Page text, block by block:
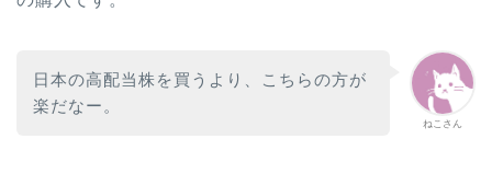
ねこさん
日本の高配当株を買うより、こちらの方が
楽だなー。